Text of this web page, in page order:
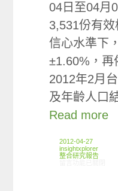
04日至04月
3,531份有
信心水準下
±1.60%，再
2012年2月
及年齡人口
Read more
2012-04-27
insightxplorer
整合研究報告